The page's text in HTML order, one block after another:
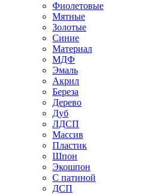
Фиолетовые
Мятные
Золотые
Синие
Материал
МДФ
Эмаль
Акрил
Береза
Дерево
Дуб
ЛДСП
Массив
Пластик
Шпон
Экошпон
С патиной
ДСП